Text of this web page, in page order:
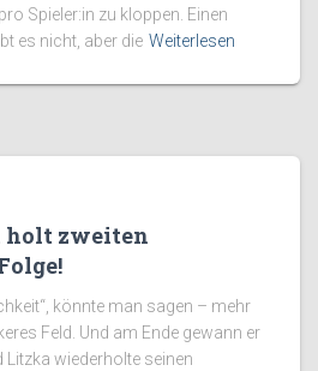
Spieler:in zu kloppen. Einen
es nicht, aber die Weiterlesen
holt zweiten
könnte man sagen – mehr
Feld. Und am Ende gewann er
wiederholte seinen